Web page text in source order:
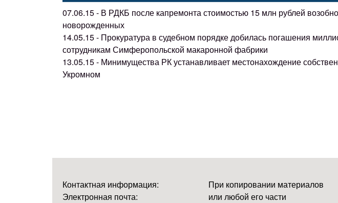
07.06.15 - В РДКБ после капремонта стоимостью 15 млн рублей
новорожденных
14.05.15 - Прокуратура в судебном порядке добилась погашения
сотрудникам Симферопольской макаронной фабрики
13.05.15 - Минимущества РК устанавливает местонахождение
Укромном
Контактная информация:
Электронная почта:
При копировании материалов
или любой его части